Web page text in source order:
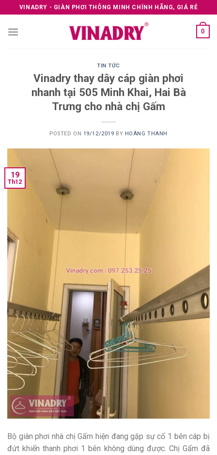
to
content
VINADRY - GIÀN PHƠI THÔNG MINH CHÍNH HÃNG, GIÁ RẺ
0
TIN TỨC
Vinadry thay dây cáp giàn phơi
nhanh tại 505 Minh Khai, Hai Bà
Trưng cho nhà chị Gấm
POSTED ON 19/12/2019 BY HOÀNG THANH
19
Th12
Bộ giàn phơi nhà chị Gấm hiện đang gặp sự cố 1 bên cáp bị
đứt khiến thanh phơi 1 bên không dùng được. Chị Gấm đã